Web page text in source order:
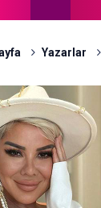
Yazarlar